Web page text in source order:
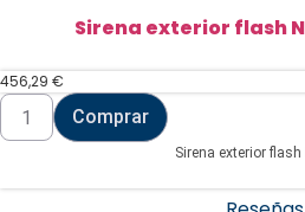
Sirena exterior flash
456,29 €
Sirena
exterior
flash
Comprar
Sirena exterior flash